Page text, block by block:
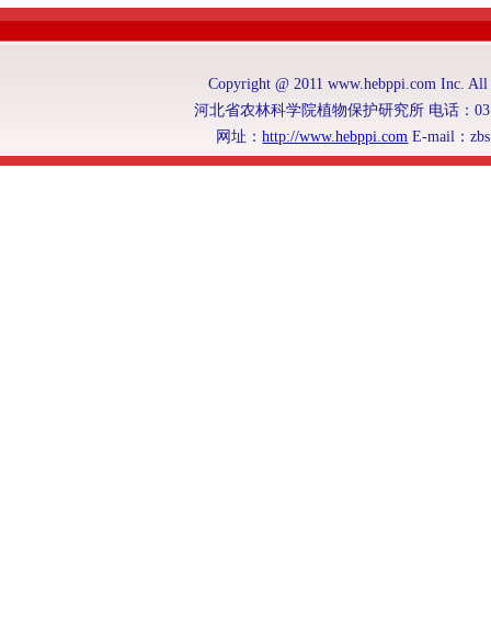
Copyright @ 2011 www.hebppi.com Inc.
河北省农林科学院植物保护研究所 电话：
网址：http://www.hebppi.com E-mail：